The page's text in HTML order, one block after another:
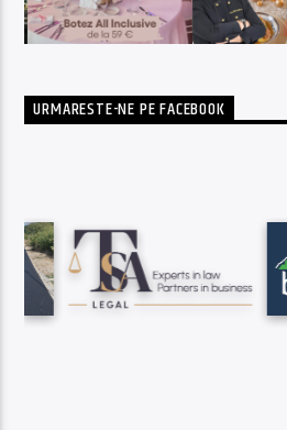
URMARESTE-NE PE FACEBOOK